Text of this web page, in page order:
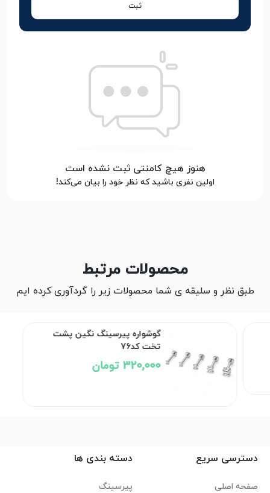
ثبت
هنوز هیچ کامنتی ثبت نشده است
اولین نفری باشید که نظر خود را بیان می‌کند!
محصولات مرتبط
طبق نظر و سلیقه ی شما محصولات زیر را گردآوری کرده ایم
گوشواره پیرسینگ نگین پشت
320,000 تومان
دسترسی سریع
صفحه اصلی
دسته بندی ها
پیرسینگ